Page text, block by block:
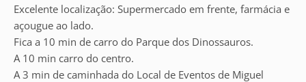
Excelente localização: Supermercado em frente, farmácia e
açougue ao lado.
Fica a 10 min de carro do Parque dos Dinossauros.
A 10 min carro do centro.
A 3 min de caminhada do Local de Eventos de Miguel